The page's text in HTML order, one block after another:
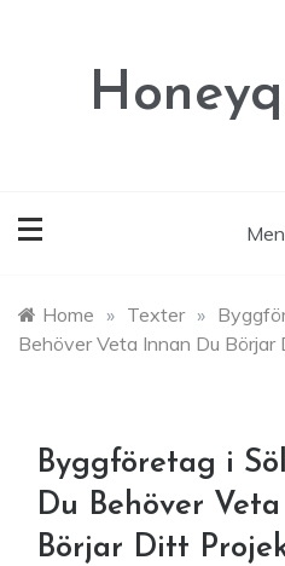
Home » Texter »
Behöver Veta Innan Du Börjar
Byggföretag i
Du Behöver
Börjar Ditt